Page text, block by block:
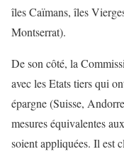
îles Caïmans, îles
Montserrat).
De son côté, la
avec les Etats tiers qui
épargne (Suisse,
mesures équivalentes
soient appliquées. Il est